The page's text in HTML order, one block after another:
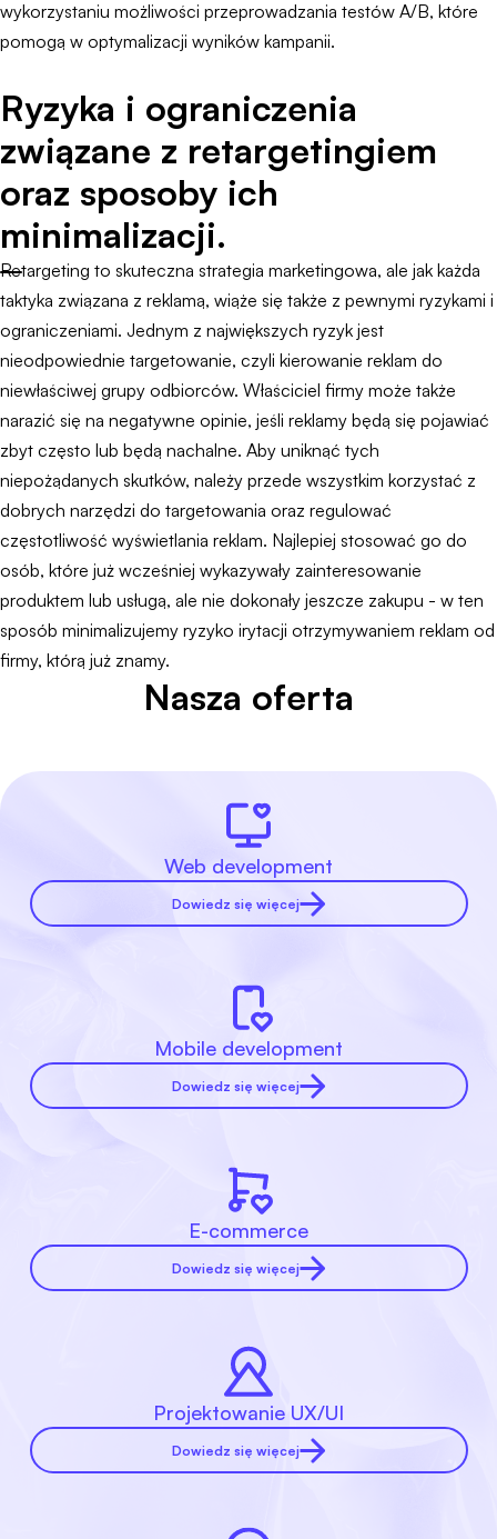
wykorzystaniu możliwości przeprowadzania testów A/B, które
pomogą w optymalizacji wyników kampanii.
Ryzyka i ograniczenia
związane z retargetingiem
oraz sposoby ich
minimalizacji.
Retargeting to skuteczna strategia marketingowa, ale jak każda
taktyka związana z reklamą, wiąże się także z pewnymi ryzykami i
ograniczeniami. Jednym z największych ryzyk jest
nieodpowiednie targetowanie, czyli kierowanie reklam do
niewłaściwej grupy odbiorców. Właściciel firmy może także
narazić się na negatywne opinie, jeśli reklamy będą się pojawiać
zbyt często lub będą nachalne. Aby uniknąć tych
niepożądanych skutków, należy przede wszystkim korzystać z
dobrych narzędzi do targetowania oraz regulować
częstotliwość wyświetlania reklam. Najlepiej stosować go do
osób, które już wcześniej wykazywały zainteresowanie
produktem lub usługą, ale nie dokonały jeszcze zakupu - w ten
sposób minimalizujemy ryzyko irytacji otrzymywaniem reklam od
firmy, którą już znamy.
Nasza oferta
Web development
Dowiedz się więcej
Mobile development
Dowiedz się więcej
E-commerce
Dowiedz się więcej
Projektowanie UX/UI
Dowiedz się więcej